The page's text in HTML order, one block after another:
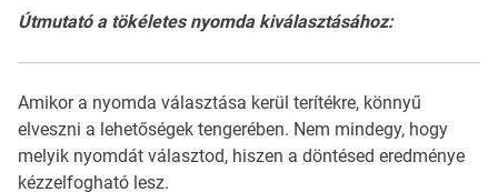
Útmutató a tökéletes nyomda kiválasztásához:
Amikor a nyomda választása kerül terítékre, könnyű
elveszni a lehetőségek tengerében. Nem mindegy, hogy
melyik nyomdát választod, hiszen a döntésed eredménye
kézzelfogható lesz.